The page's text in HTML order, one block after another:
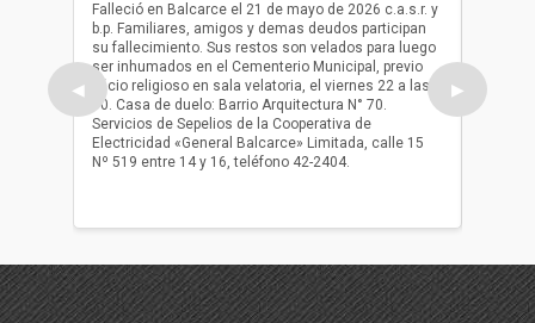
◀
Falleció en Balcarce el 21 de mayo de 2026 c.a.s.r. y
b.p. Familiares, amigos y demas deudos participan
su fallecimiento. Sus restos son velados para luego
ser inhumados en el Cementerio Municipal, previo
oficio religioso en sala velatoria, el viernes 22 a las
10. Casa de duelo: Barrio Arquitectura N° 70.
Servicios de Sepelios de la Cooperativa de
Electricidad «General Balcarce» Limitada, calle 15
Nº 519 entre 14 y 16, teléfono 42-2404.
ser
oficio
▶